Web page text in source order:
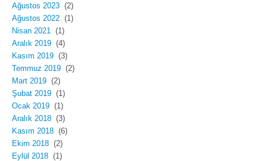
Ağustos 2023 (2)
Ağustos 2022 (1)
Nisan 2021
(1)
Aralık 2019 (4)
Kasım 2019 (3)
Temmuz 2019 (2)
Mart 2019 (2)
Şubat 2019 (1)
Ocak 2019 (1)
Aralık 2018 (3)
Kasım 2018 (6)
Ekim 2018 (2)
Eylül 2018 (1)